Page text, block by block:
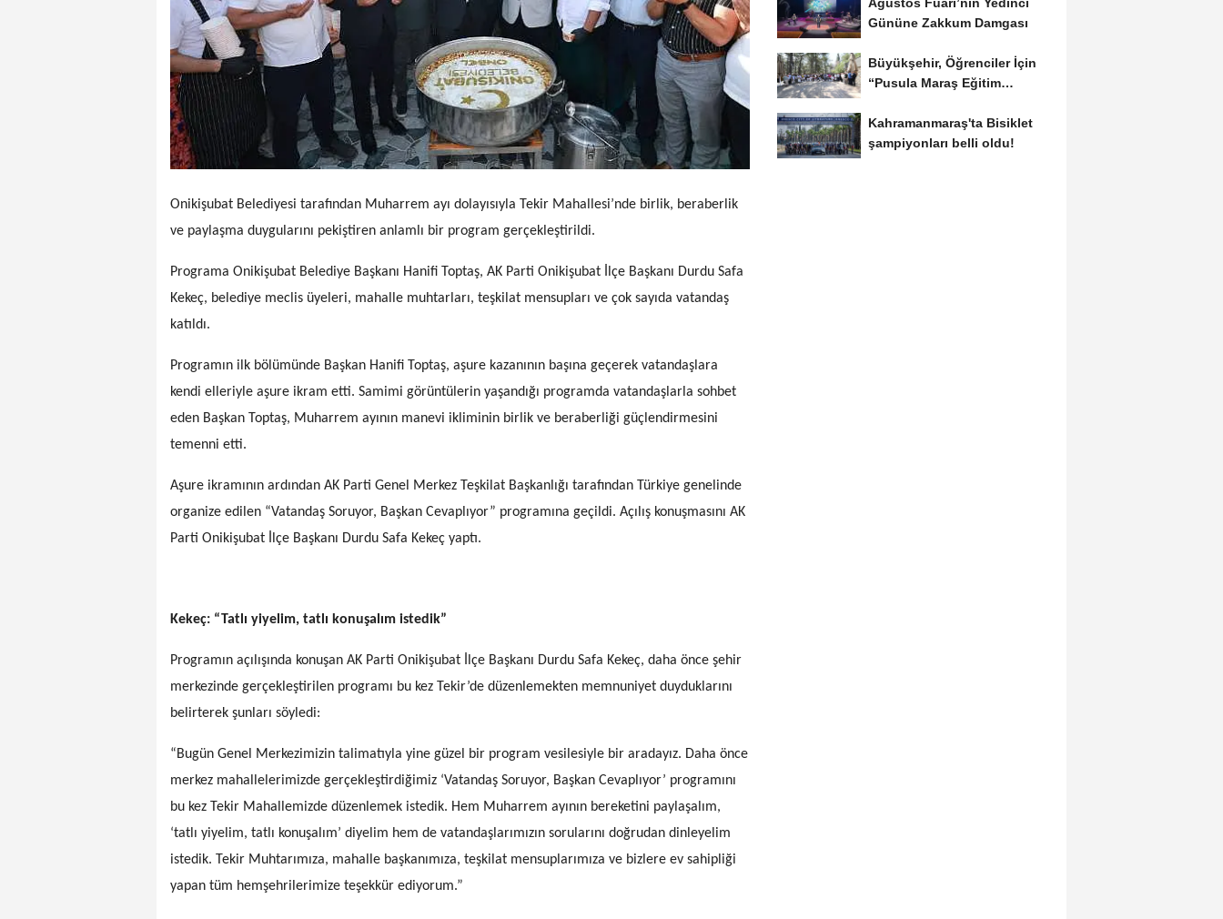
Onikişubat Belediyesi tarafından Muharrem ayı dolayısıyla Tekir Mahallesi’nde birlik, beraberlik
ve paylaşma duygularını pekiştiren anlamlı bir program gerçekleştirildi.
Programa Onikişubat Belediye Başkanı Hanifi Toptaş, AK Parti Onikişubat İlçe Başkanı Durdu Safa
Kekeç, belediye meclis üyeleri, mahalle muhtarları, teşkilat mensupları ve çok sayıda vatandaş
katıldı.
Programın ilk bölümünde Başkan Hanifi Toptaş, aşure kazanının başına geçerek vatandaşlara
kendi elleriyle aşure ikram etti. Samimi görüntülerin yaşandığı programda vatandaşlarla sohbet
eden Başkan Toptaş, Muharrem ayının manevi ikliminin birlik ve beraberliği güçlendirmesini
temenni etti.
Aşure ikramının ardından AK Parti Genel Merkez Teşkilat Başkanlığı tarafından Türkiye genelinde
organize edilen “Vatandaş Soruyor, Başkan Cevaplıyor” programına geçildi. Açılış konuşmasını AK
Parti Onikişubat İlçe Başkanı Durdu Safa Kekeç yaptı.
Kekeç: “Tatlı yiyelim, tatlı konuşalım istedik”
Programın açılışında konuşan AK Parti Onikişubat İlçe Başkanı Durdu Safa Kekeç, daha önce şehir
merkezinde gerçekleştirilen programı bu kez Tekir’de düzenlemekten memnuniyet duyduklarını
belirterek şunları söyledi:
“Bugün Genel Merkezimizin talimatıyla yine güzel bir program vesilesiyle bir aradayız. Daha önce
merkez mahallelerimizde gerçekleştirdiğimiz ‘Vatandaş Soruyor, Başkan Cevaplıyor’ programını
bu kez Tekir Mahallemizde düzenlemek istedik. Hem Muharrem ayının bereketini paylaşalım,
‘tatlı yiyelim, tatlı konuşalım’ diyelim hem de vatandaşlarımızın sorularını doğrudan dinleyelim
istedik. Tekir Muhtarımıza, mahalle başkanımıza, teşkilat mensuplarımıza ve bizlere ev sahipliği
yapan tüm hemşehrilerimize teşekkür ediyorum.”
Ağustos Fuarı’nın Yedinci
Gününe Zakkum Damgası
Büyükşehir, Öğrenciler İçin
“Pusula Maraş Eğitim
Kahramanmaraş'ta Bisiklet
şampiyonları belli oldu!